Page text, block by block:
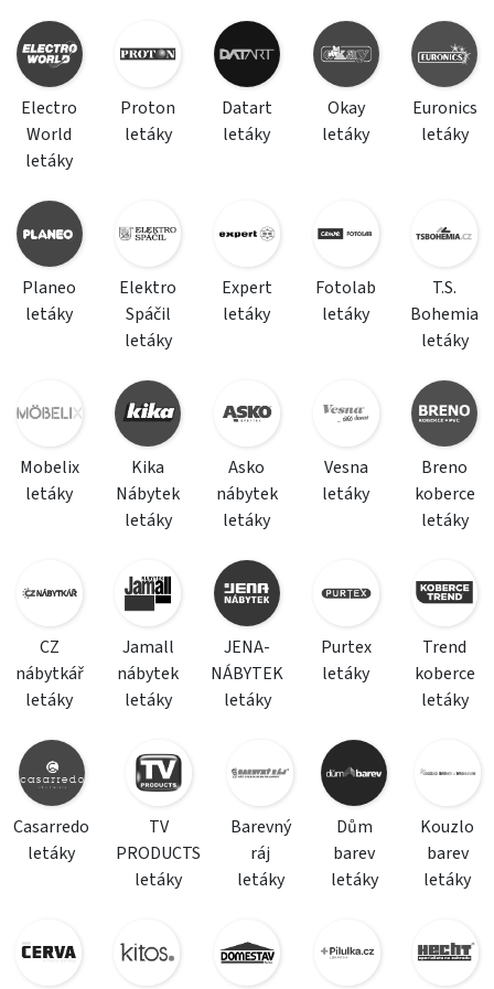
Electro
World
letáky
Proton
letáky
Datart
letáky
Okay
letáky
Euronics
letáky
Planeo
letáky
Elektro
Spáčil
letáky
Expert
letáky
Fotolab
letáky
T.S.
Bohemia
letáky
Mobelix
letáky
Kika
Nábytek
letáky
Asko
nábytek
letáky
Vesna
letáky
Breno
koberce
letáky
CZ
nábytkář
letáky
Jamall
nábytek
letáky
JENA-
NÁBYTEK
letáky
Purtex
letáky
Trend
koberce
letáky
Casarredo
letáky
TV
PRODUCTS
letáky
Barevný
ráj
letáky
Dům
barev
letáky
Kouzlo
barev
letáky